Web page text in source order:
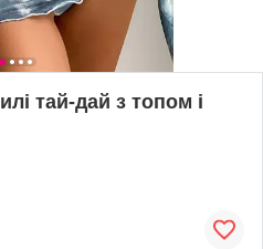
тай-дай з топом і